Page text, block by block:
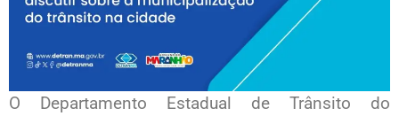
O Departamento Estadual de Trânsito do